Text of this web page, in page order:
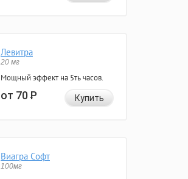
Левитра
20 мг
Мощный эффект на 5ть часов.
от 70Р Купить
Виагра Софт
100мг